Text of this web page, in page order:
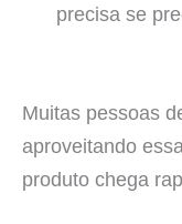
precisa se
Muitas pessoas
aproveitando
produto chega